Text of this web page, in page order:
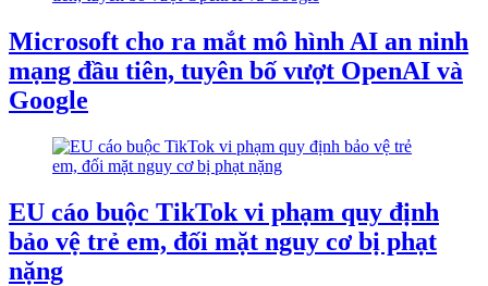
Microsoft cho ra mắt mô hình AI an ninh
mạng đầu tiên, tuyên bố vượt OpenAI và
Google
EU cáo buộc TikTok vi phạm quy định
bảo vệ trẻ em, đối mặt nguy cơ bị phạt
nặng